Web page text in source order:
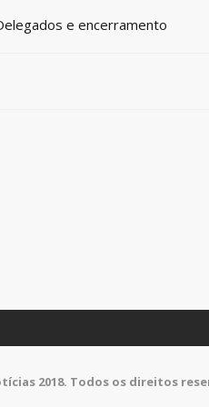
e encerramento
2018. Todos os direitos